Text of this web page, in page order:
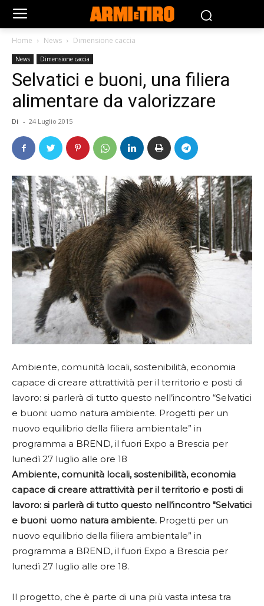
Home News Dimensione caccia
News Dimensione caccia
Selvatici e buoni, una filiera
alimentare da valorizzare
Di - 24 Luglio 2015
Ambiente, comunità locali, sostenibilità, economia
capace di creare attrattività per il territorio e posti di
lavoro: si parlerà di tutto questo nell’incontro “Selvatici
e buoni: uomo natura ambiente. Progetti per un
nuovo equilibrio della filiera ambientale” in
programma a BREND, il fuori Expo a Brescia per
lunedì 27 luglio alle ore 18
Ambiente, comunità locali, sostenibilità, economia
capace di creare attrattività per il territorio e posti di
lavoro: si parlerà di tutto questo nell’incontro "Selvatici
e buoni: uomo natura ambiente. Progetti per un
nuovo equilibrio della filiera ambientale” in
programma a BREND, il fuori Expo a Brescia per
lunedì 27 luglio alle ore 18.
Il progetto, che è parte di una più vasta intesa tra